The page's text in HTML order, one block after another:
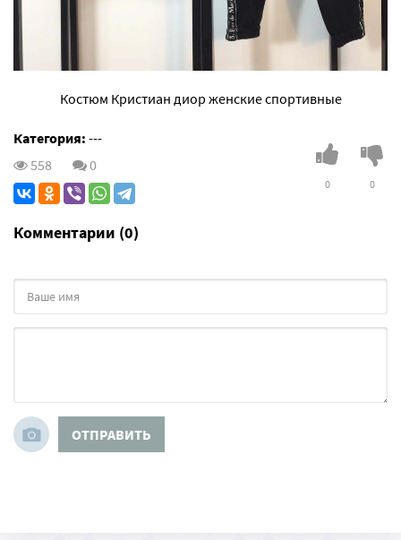
Костюм Кристиан диор женские спортивные
Категория: ---
558
0
0 0
Комментарии (0)
ОТПРАВИТЬ